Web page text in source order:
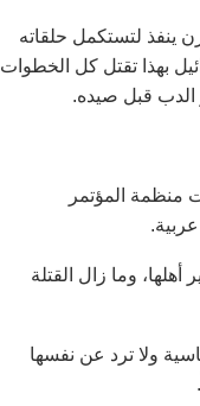
ينفذ لتستكمل حلقاته
بهذا تقتل كل الخطوات
الدب قبل صيده.
منظمة المؤتمر
وما زال القتلة
ولا ترد عن نفسها